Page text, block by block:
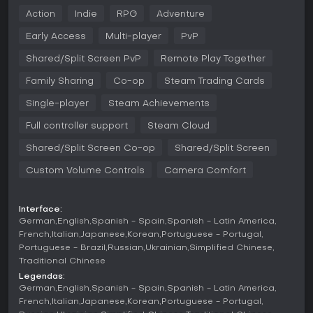
labirínticas repletas de inimigos mortais e armadilhas. O
precisão e estratégia em cada confronto. Os jogadores
movesets distintos que transformam radicalmente o estilo
de jogo. Por exemplo, espadas permitem parry, enquanto
machados cortam grupos de inimigos. Os itens vão além de
stats básicos, proporcionando habilidades como feitiços
propriedades de formas imprevisíveis.
inventário que obriga decisões difíceis sobre o que
carregar. A geração procedural garante que nenhuma run
seja igual, com layouts variáveis, posicionamentos de
inimigos e perigos que mantêm a experiência fresca. A
morte é comum e punitiva, mas cada tentativa ensina
sobrenaturais ou heróis corrompidos que se voltaram para
o mal. Encantamentos e maldições adicionam camadas de
risco e recompensa, podendo conceder mutações
Action Indie RPG Adventure
Early Access Multi-player PvP
Shared/Split Screen PvP Remote Play Together
Family Sharing Co-op Steam Trading Cards
Single-player Steam Achievements
Full controller support Steam Cloud
Shared/Split Screen Co-op Shared/Split Screen
Custom Volume Controls Camera Comfort
Interface:
German English Spanish - Spain Spanish - Latin America
French Italian Japanese Korean Portuguese - Portugal
Portuguese - Brazil
Russian Ukrainian Simplified Chinese
Traditional Chinese
Legendas:
German English Spanish - Spain Spanish - Latin America
French Italian Japanese Korean Portuguese - Portugal